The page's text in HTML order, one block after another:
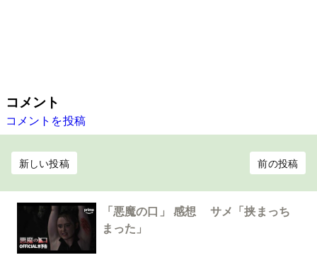
コメント
コメントを投稿
新しい投稿 前の投稿
「悪魔の口」 感想 サメ「挟まっち
まった」